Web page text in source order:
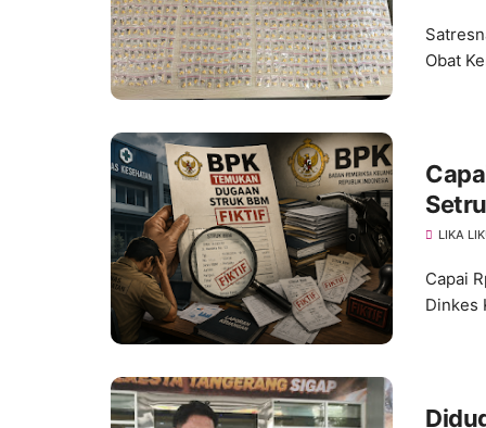
Obat
LIKA
Capai
Dinkes